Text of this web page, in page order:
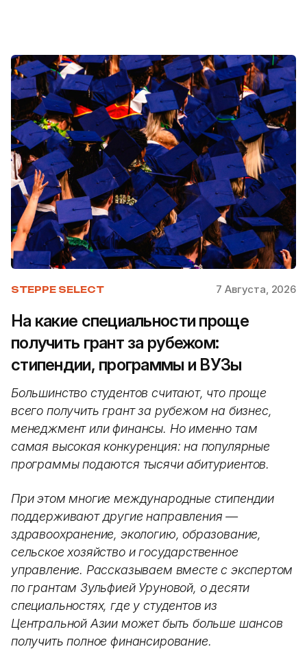
STEPPE SELECT 7 Августа, 2026
На какие специальности проще
получить грант за рубежом:
стипендии, программы и ВУЗы
Большинство студентов считают, что проще
всего получить грант за рубежом на бизнес,
менеджмент или финансы. Но именно там
самая высокая конкуренция: на популярные
программы подаются тысячи абитуриентов.
При этом многие международные стипендии
поддерживают другие направления —
здравоохранение, экологию, образование,
сельское хозяйство и государственное
управление. Рассказываем вместе с экспертом
по грантам Зульфией Уруновой, о десяти
специальностях, где у студентов из
Центральной Азии может быть больше шансов
получить полное финансирование.